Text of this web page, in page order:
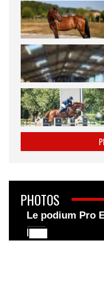
PHOTOS
Le podium Pro